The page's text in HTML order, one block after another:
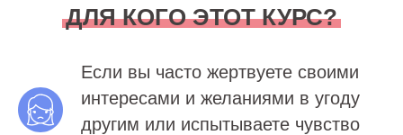
ДЛЯ КОГО ЭТОТ КУРС?
Если вы часто жертвуете своими
интересами и желаниями в угоду
другим или испытываете чувство